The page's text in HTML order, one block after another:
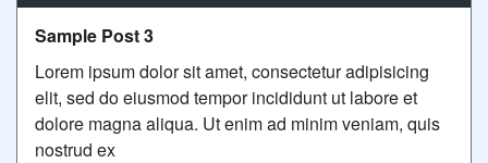
Sample Post 3
Lorem ipsum dolor sit amet, consectetur adipisicing
elit, sed do eiusmod tempor incididunt ut labore et
dolore magna aliqua. Ut enim ad minim veniam, quis
nostrud ex